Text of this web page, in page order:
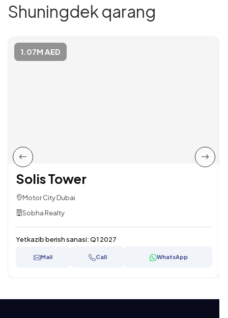
Shuningdek qarang
1.07M AED
Solis Tower
Motor City Dubai
Sobha Realty
Yetkazib berish sanasi:Q1 2027
Mail Call WhatsApp